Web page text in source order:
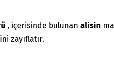
, içerisinde bulunan alisin
zayıflatır.